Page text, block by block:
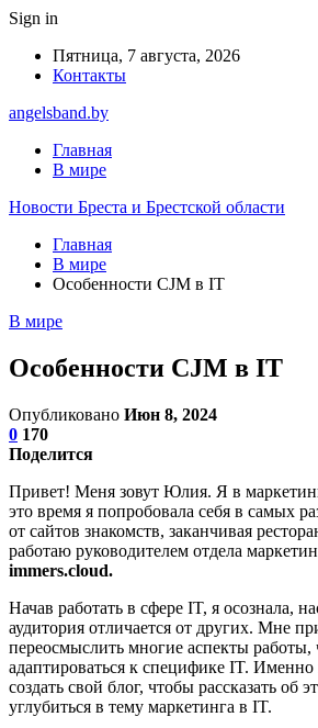
Sign in
Пятница, 7 августа, 2026
Контакты
angelsband.by
Главная
В мире
Новости Бреста и Брестской области
Главная
В мире
Особенности CJM в IT
В мире
Особенности CJM в IT
Опубликовано Июн 8, 2024
0 170
Поделится
Привет! Меня зовут Юлия. Я в
это время я попробовала себя в самых
от сайтов знакомств, заканчивая
работаю руководителем отдела
immers.cloud.
Начав работать в сфере IT, я осознала,
аудитория отличается от других. Мне
переосмыслить многие аспекты
адаптироваться к специфике IT.
создать свой блог, чтобы рассказать об
углубиться в тему маркетинга в IT.